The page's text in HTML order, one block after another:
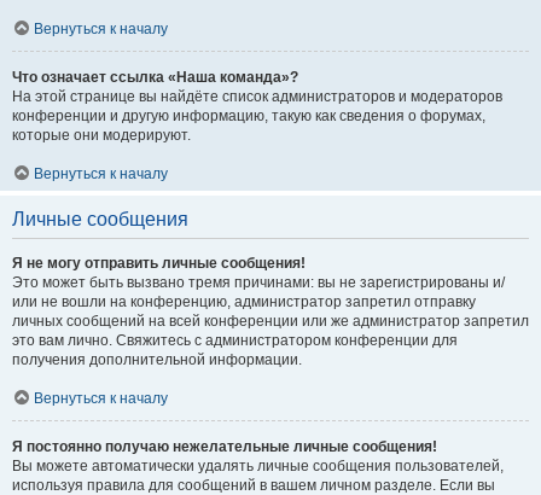
Вернуться к началу
Что означает ссылка «Наша команда»?
На этой странице вы найдёте список администраторов и модераторов
конференции и другую информацию, такую как сведения о форумах,
которые они модерируют.
Вернуться к началу
Личные сообщения
Я не могу отправить личные сообщения!
Это может быть вызвано тремя причинами: вы не зарегистрированы и/
или не вошли на конференцию, администратор запретил отправку
личных сообщений на всей конференции или же администратор запретил
это вам лично. Свяжитесь с администратором конференции для
получения дополнительной информации.
Вернуться к началу
Я постоянно получаю нежелательные личные сообщения!
Вы можете автоматически удалять личные сообщения пользователей,
используя правила для сообщений в вашем личном разделе. Если вы